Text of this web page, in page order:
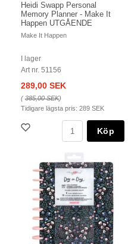
Heidi Swapp Personal
Memory Planner - Make It
Happen UTGÅENDE
Make It Happen
I lager
Art nr. 51156
289,00 SEK
(385,00 SEK)
Tidigare lägsta pris: 289 SEK
Köp